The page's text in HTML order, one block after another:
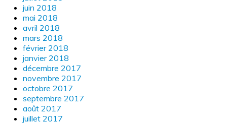
juin 2018
mai 2018
avril 2018
mars 2018
février 2018
janvier 2018
décembre 2017
novembre 2017
octobre 2017
septembre 2017
août 2017
juillet 2017